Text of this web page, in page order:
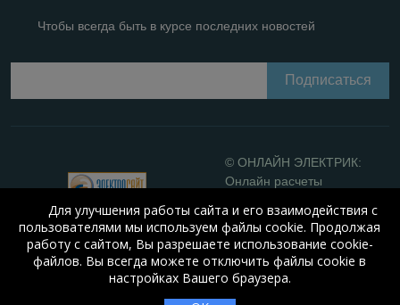
Чтобы всегда быть в курсе последних новостей
© ОНЛАЙН ЭЛЕКТРИК:
Онлайн расчеты
Online-electric.ru, 2008-
2026
© А.Н. Алюнов, 2008-2026
Свидетельство №16066
Для улучшения работы сайта и его взаимодействия с
пользователями мы используем файлы cookie. Продолжая
работу с сайтом, Вы разрешаете использование cookie-
файлов. Вы всегда можете отключить файлы cookie в
настройках Вашего браузера.